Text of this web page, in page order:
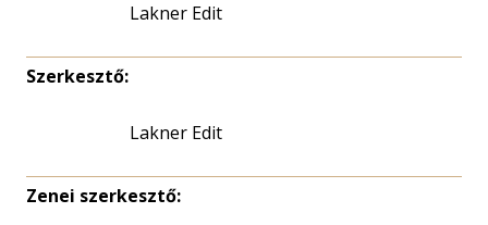
Lakner Edit
Szerkesztő:
Lakner Edit
Zenei szerkesztő: